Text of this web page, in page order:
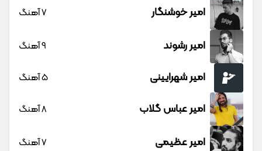
امیر خوشنگار 7 آهنگ
امیر رشوند 9 آهنگ
امیر شهرایینی 5 آهنگ
امیر عباس گلاب 8 آهنگ
امیر عظیمی 7 آهنگ